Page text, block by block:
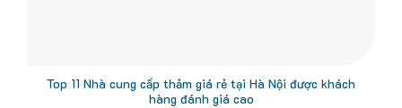
Top 11 Nhà cung cấp thảm giá rẻ tại Hà Nội được khách
hàng đánh giá cao